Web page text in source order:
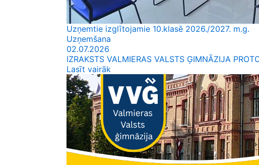
Uzņemtie izglītojamie 10.klasē 2026./2027. m.g.
Uzņemšana
02.07.2026
IZRAKSTS VALMIERAS VALSTS ĢIMNĀZIJA
Lasīt vairāk